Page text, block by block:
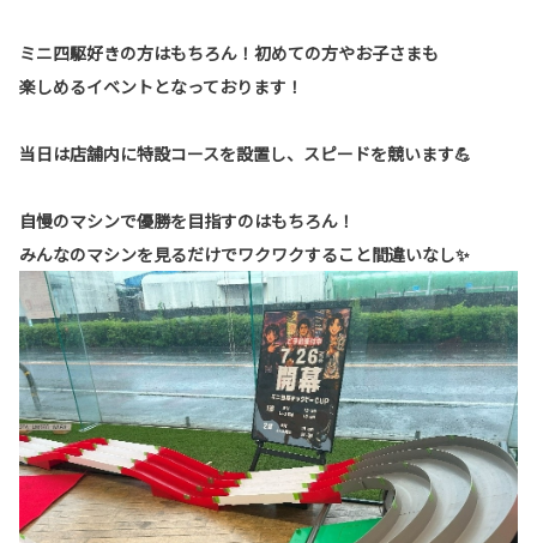
ミニ四駆好きの方はもちろん！初めての方やお子さまも
楽しめるイベントとなっております！
当日は店舗内に特設コースを設置し、スピードを競います💪
自慢のマシンで優勝を目指すのはもちろん！
みんなのマシンを見るだけでワクワクすること間違いなし✨